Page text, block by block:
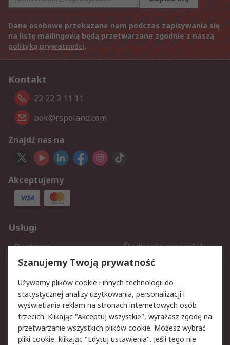
Dane osobowe przekazane nam podczas zapisywania się
na listę mailingową będą przetwarzane zgodnie z naszą
polityką prywatności.
Kontakt
22 22 3 11 11
bok@rspoland.com
Znajdź nas na
Akceptujemy
Usługi
Dostawa
Śledzenie przesyłek
Reklamacje i zwroty
Rejestracja
Aspekty prawne
Bezpieczeństwo e-
maila
Polityka dotycząca
plików cookie
Szanujemy Twoją prywatność
Używamy plików cookie i innych technologii do
statystycznej analizy użytkowania, personalizacji i
wyświetlania reklam na stronach internetowych osób
trzecich. Klikając "Akceptuj wszystkie", wyrażasz zgodę na
przetwarzanie wszystkich plików cookie. Możesz wybrać
pliki cookie, klikając "Edytuj ustawienia". Jeśli tego nie